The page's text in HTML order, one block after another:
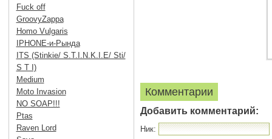
Комментарии
Добавить комментарий:
Ник:
Fuck off
GroovyZappa
Homo Vulgaris
IPHONE-и-Рында
ITS (Stinkie/ S.T.I.N.K.I.E/ Sti/
S T I)
Medium
Moto Invasion
NO SOAP!!!
Ptas
Raven Lord